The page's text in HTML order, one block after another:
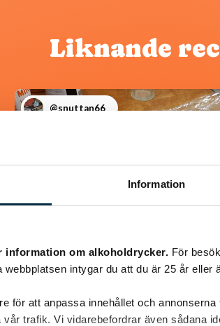
Information
information om alkoholdrycker. För
intygar du att du är 25 år eller
för att anpassa innehållet och
trafik. Vi vidarebefordrar även sådana
Liknande
@snuttan66
Chokladrulle